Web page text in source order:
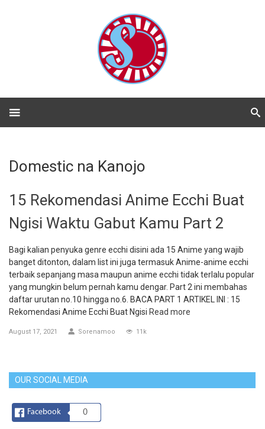
Domestic na Kanojo
15 Rekomendasi Anime Ecchi Buat
Ngisi Waktu Gabut Kamu Part 2
Bagi kalian penyuka genre ecchi disini ada 15 Anime yang wajib
banget ditonton, dalam list ini juga termasuk Anime-anime ecchi
terbaik sepanjang masa maupun anime ecchi tidak terlalu popular
yang mungkin belum pernah kamu dengar. Part 2 ini membahas
daftar urutan no.10 hingga no.6. BACA PART 1 ARTIKEL INI : 15
Rekomendasi Anime Ecchi Buat Ngisi Read more
August 17, 2021 Sorenamoo 11k
OUR SOCIAL MEDIA
Facebook 0